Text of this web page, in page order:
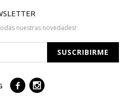
nuestras novedades!
SUSCRIBIRME
 